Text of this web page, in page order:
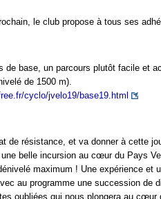
le club propose à tous ses
de base, un parcours plutôt facile et
de 1500 m).
cyclo/jvelo19/base19.html
de résistance, et va donner à cette
belle incursion au cœur du Pays
maximum ! Une expérience et
au programme une succession de
oubliées qui nous plongera au